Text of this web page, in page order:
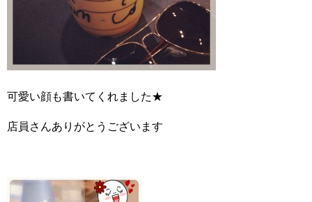
可愛い顔も書いてくれました★
店員さんありがとうございます